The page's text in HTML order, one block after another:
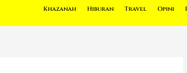
Khazanah
Hiburan Travel Opini